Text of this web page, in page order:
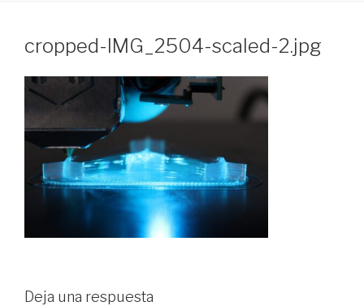
cropped-IMG_2504-scaled-2.jpg
Deja una respuesta